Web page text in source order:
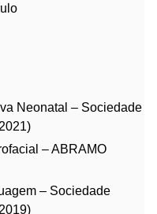
Neonatal – Sociedade
– ABRAMO
– Sociedade